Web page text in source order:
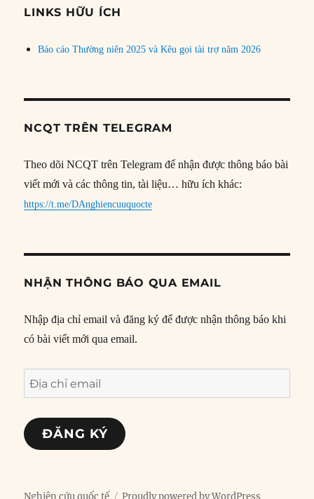
đề
LINKS HỮU ÍCH
Báo cáo Thường niên 2025 và Kêu gọi tài trợ năm 2026
NCQT TRÊN TELEGRAM
Theo dõi NCQT trên Telegram để nhận được thông báo bài
viết mới và các thông tin, tài liệu… hữu ích khác:
https://t.me/DAnghiencuuquocte
NHẬN THÔNG BÁO QUA EMAIL
Nhập địa chỉ email và đăng ký để được nhận thông báo khi
có bài viết mới qua email.
Địa
chỉ
email
ĐĂNG KÝ
Nghiên cứu quốc tế Proudly powered by WordPress